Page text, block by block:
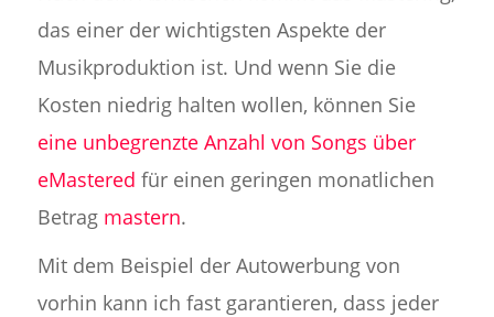
das einer der wichtigsten Aspekte der
Musikproduktion ist. Und wenn Sie die
Kosten niedrig halten wollen, können Sie
eine unbegrenzte Anzahl von Songs über
eMastered für einen geringen monatlichen
Betrag mastern.
Mit dem Beispiel der Autowerbung von
vorhin kann ich fast garantieren, dass jeder